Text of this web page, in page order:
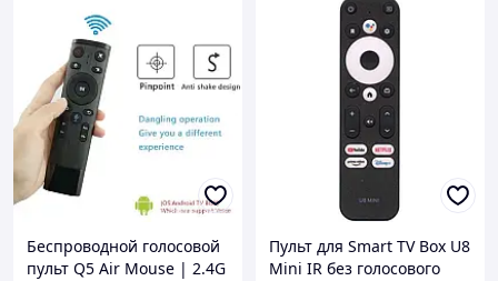
Беспроводной голосовой
пульт Q5 Air Mouse | 2.4G
Пульт для Smart TV Box U8
Mini IR без голосового